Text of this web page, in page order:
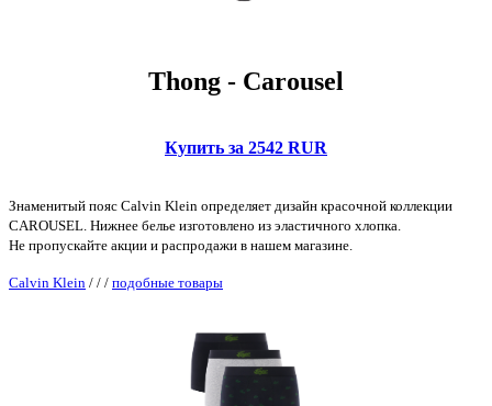
Thong - Carousel
Купить за 2542 RUR
Знаменитый пояс Calvin Klein определяет дизайн красочной коллекции
CAROUSEL. Нижнее белье изготовлено из эластичного хлопка.
Не пропускайте акции и распродажи в нашем магазине.
Calvin Klein / / / подобные товары